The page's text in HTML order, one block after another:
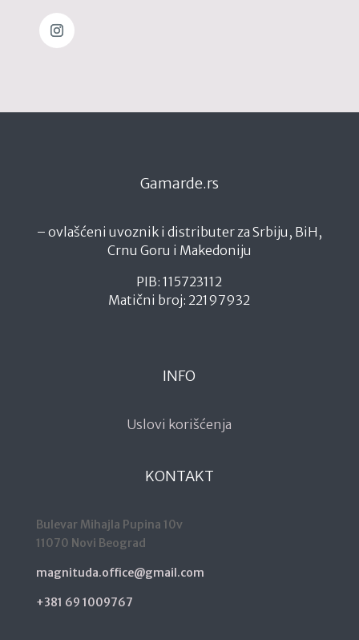
Gamarde.rs
– ovlašćeni uvoznik i distributer za Srbiju, BiH,
Crnu Goru i Makedoniju
PIB: 115723112
Matični broj: 22197932
INFO
Uslovi korišćenja
KONTAKT
Bulevar Mihajla Pupina 10v
11070 Novi Beograd
magnituda.office@gmail.com
+381 69 1009767